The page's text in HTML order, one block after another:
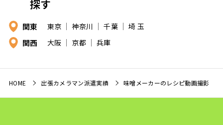
探す
関東 東京 神奈川 千葉 埼 玉
関西 大阪 京都 兵庫
HOME 出張カメラマン派遣実績 味噌メーカーのレシピ動画撮影